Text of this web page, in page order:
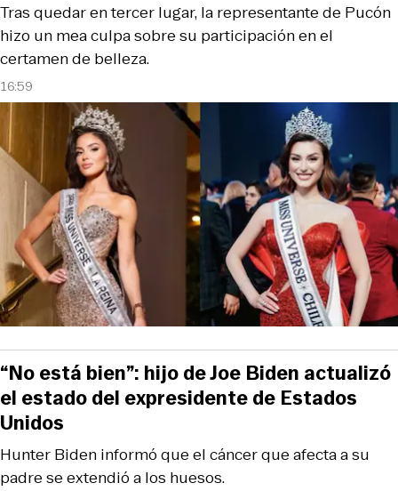
16:59
Tras quedar en tercer lugar, la representante de Pucón
hizo un mea culpa sobre su participación en el
certamen de belleza.
Hunter Biden informó que el cáncer que afecta a su
padre se extendió a los huesos.
“No está bien”: hijo de Joe Biden actualizó
el estado del expresidente de Estados
Unidos